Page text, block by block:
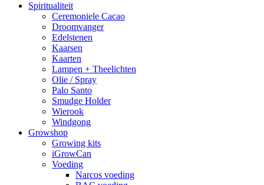
Spiritualiteit
Ceremoniele Cacao
Droomvanger
Edelstenen
Kaarsen
Kaarten
Lampen + Theelichten
Olie / Spray
Palo Santo
Smudge Holder
Wierook
Windgong
Growshop
Growing kits
iGrowCan
Voeding
Narcos voeding